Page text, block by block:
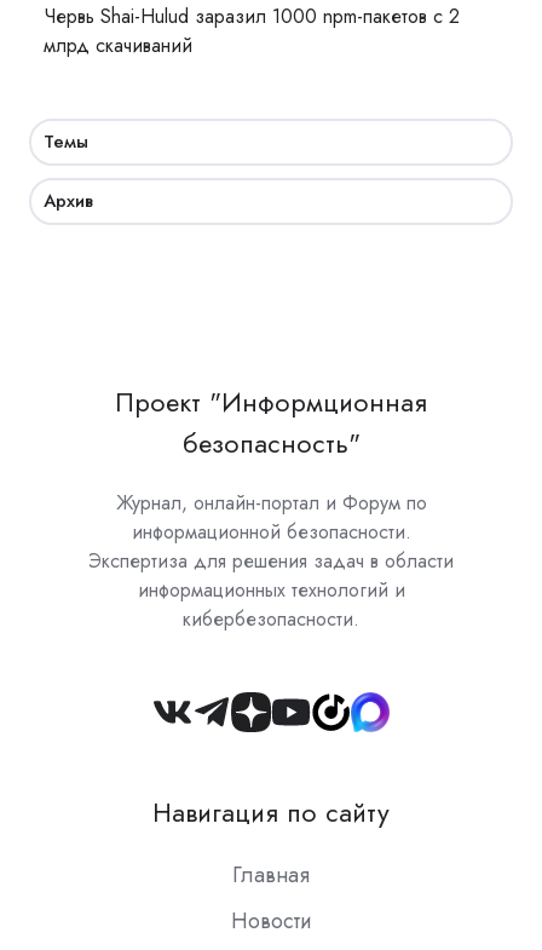
Червь Shai-Hulud заразил 1000 npm-пакетов с 2
млрд скачиваний
Темы
Архив
Проект "Информционная
безопасность"
Журнал, онлайн-портал и Форум по
информационной безопасности.
Экспертиза для решения задач в области
информационных технологий и
кибербезопасности.
Join
Slack
Навигация по сайту
Главная
Новости